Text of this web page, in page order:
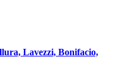
Lavezzi, Bonifacio,